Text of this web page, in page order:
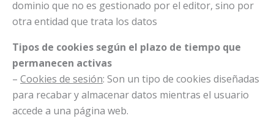
dominio que no es gestionado por el editor, sino por
otra entidad que trata los datos
Tipos de cookies según el plazo de tiempo que
permanecen activas
– Cookies de sesión: Son un tipo de cookies diseñadas
para recabar y almacenar datos mientras el usuario
accede a una página web.